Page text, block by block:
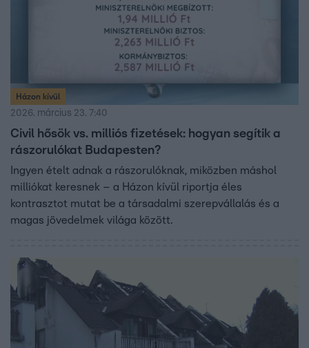
Házon kívül
2026. március 23. 7:40
Civil hősök vs. milliós fizetések: hogyan segítik a
rászorulókat Budapesten?
Ingyen ételt adnak a rászorulóknak, miközben máshol
milliókat keresnek – a Házon kívül riportja éles
kontrasztot mutat be a társadalmi szerepvállalás és a
magas jövedelmek világa között.